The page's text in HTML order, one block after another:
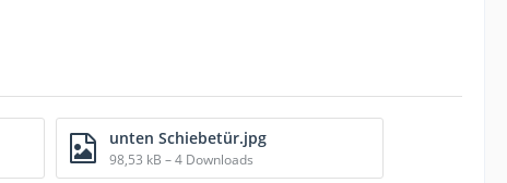
unten Schiebetür.jpg
98,53 kB – 4 Downloads